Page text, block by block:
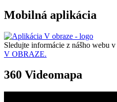
Mobilná aplikácia
Sledujte informácie z nášho webu v
V OBRAZE.
360 Videomapa